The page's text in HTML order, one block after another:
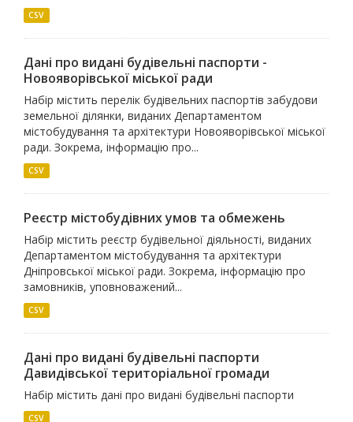
CSV
Дані про видані будівельні паспорти -
Новояворівської міської ради
Набір містить перелік будівельних паспортів забудови
земельної ділянки, виданих Департаментом
містобудування та архітектури Новояворівської міської
ради. Зокрема, інформацію про...
CSV
Реєстр містобудівних умов та обмежень
Набір містить реєстр будівельної діяльності, виданих
Департаментом містобудування та архітектури
Дніпровської міської ради. Зокрема, інформацію про
замовників, уповноважений...
CSV
Дані про видані будівельні паспорти
Давидівської територіальної громади
Набір містить дані про видані будівельні паспорти
CSV